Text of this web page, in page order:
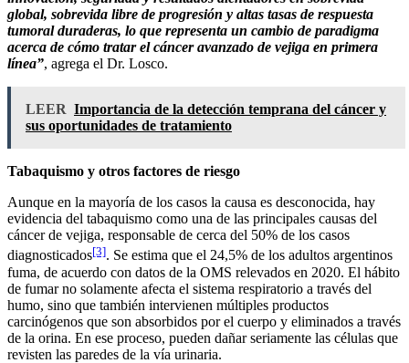
global, sobrevida libre de progresión y altas tasas de respuesta
tumoral duraderas, lo que representa un cambio de paradigma
acerca de cómo tratar el cáncer avanzado de vejiga en primera
línea”, agrega el Dr. Losco.
LEER Importancia de la detección temprana del cáncer y
sus oportunidades de tratamiento
Tabaquismo y otros factores de riesgo
Aunque en la mayoría de los casos la causa es desconocida, hay
evidencia del tabaquismo como una de las principales causas del
cáncer de vejiga, responsable de cerca del 50% de los casos
diagnosticados[3]. Se estima que el 24,5% de los adultos argentinos
fuma, de acuerdo con datos de la OMS relevados en 2020. El hábito
de fumar no solamente afecta el sistema respiratorio a través del
humo, sino que también intervienen múltiples productos
carcinógenos que son absorbidos por el cuerpo y eliminados a través
de la orina. En ese proceso, pueden dañar seriamente las células que
revisten las paredes de la vía urinaria.